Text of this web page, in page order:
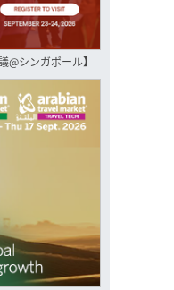
@シンガポール】